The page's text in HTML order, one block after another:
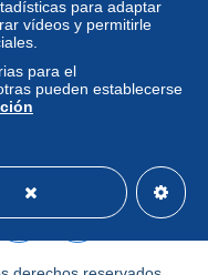
para adaptar
vídeos y permitirle
para el
pueden establecerse